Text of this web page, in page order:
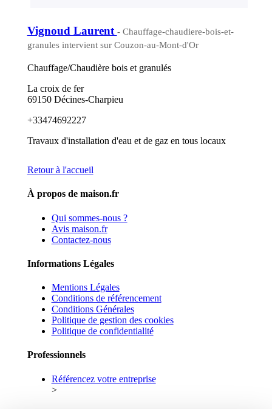
Vignoud Laurent - Chauffage-chaudiere-bois-et-
granules intervient sur Couzon-au-Mont-d'Or
Chauffage/Chaudière bois et granulés
La croix de fer
69150 Décines-Charpieu
+33474692227
Travaux d'installation d'eau et de gaz en tous locaux
Retour à l'accueil
À propos de maison.fr
Qui sommes-nous ?
Avis maison.fr
Contactez-nous
Informations Légales
Mentions Légales
Conditions de référencement
Conditions Générales
Politique de gestion des cookies
Politique de confidentialité
Professionnels
Référencez votre entreprise
>